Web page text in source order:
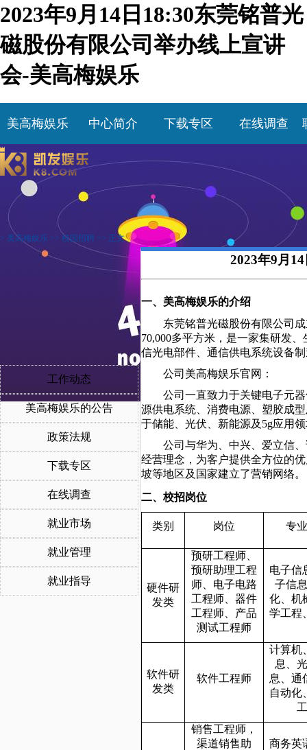
2023年9月14日18:30东莞铭普光
磁股份有限公司举办线上宣讲
会-美高梅娱乐
美高梅娱乐 中心简介 下载专区 在线调查
> 美高梅娱乐 >> 校园招聘 >> 正文
工作动态
美高梅娱乐的公告
政策法规
下载专区
在线调查
就业市场
就业管理
就业指导
2023年9月
一、美高梅娱乐的介绍
东莞铭普光磁股份有限公司
70,000多平方米，是一家集研发
信光电部件、通信供电系统设备
公司美高梅娱乐官网：
公司一直致力于关键电子元
源供电系统、消费电源、塑胶成
于储能、光伏、新能源及5g应用
公司与华为、中兴、爱立信
经营理念，为客户提供全方位的
坡等地区及国家建立了营销网络。
二、校招岗位
类别 岗位 专
硬件研
发类
预研工程师、
预研助理工程
师、电子电路
工程师、器件
工程师、产品
测试工程师
电子信
子信
化、机
学工程
软件研
发类
软件工程师
计算机
息、
息、通
自动化
销售工程师，
渠道销售助
商务英